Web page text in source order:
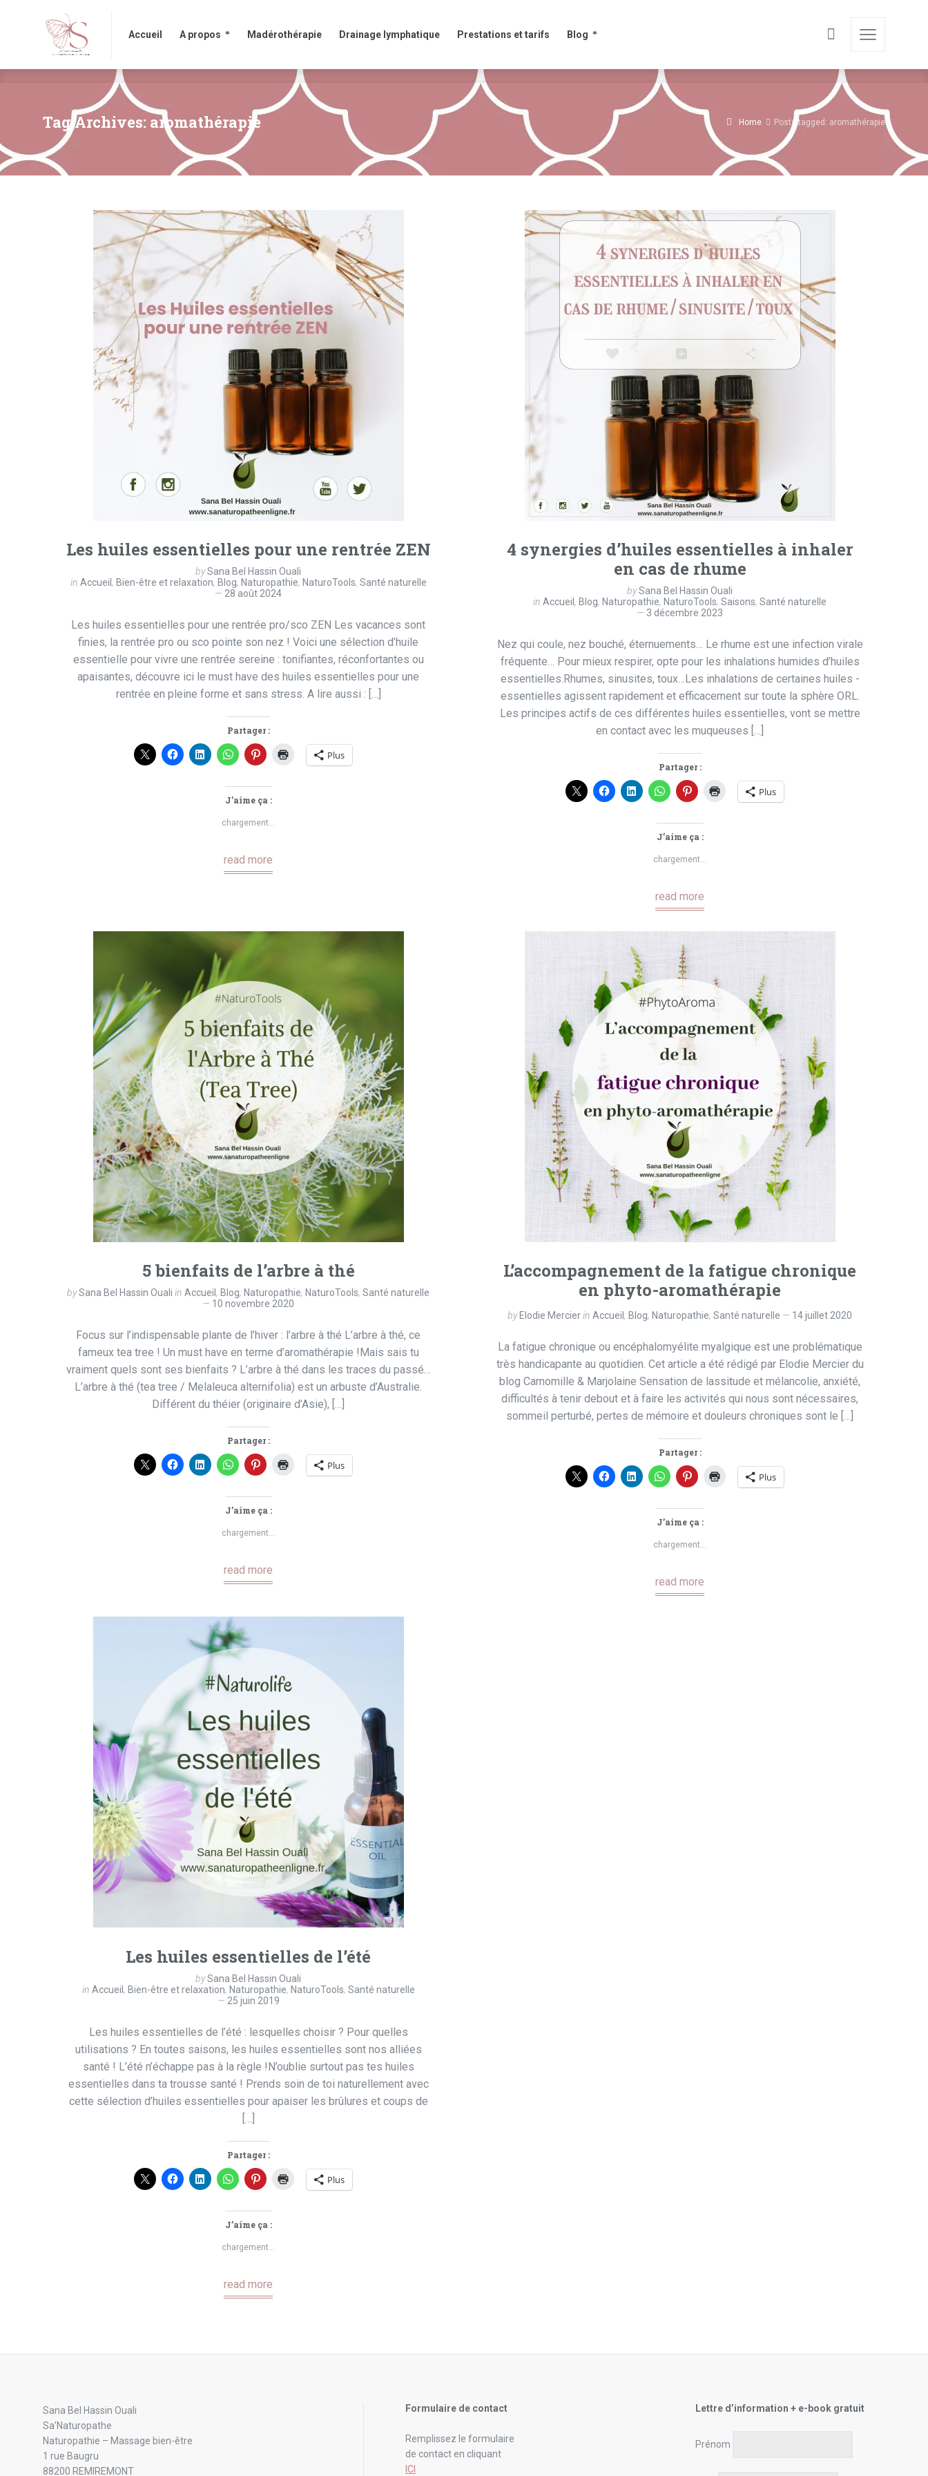
Accueil A propos Madérothérapie Drainage lymphatique Prestations et tarifs Blog
Tag Archives: aromathérapie Home Posts tagged: aromathérapie
Les huiles essentielles pour une rentrée ZEN
bySana Bel Hassin Ouali
in Accueil , Bien-être et relaxation, Blog, Naturopathie, NaturoTools, Santé naturelle
28 août 2024
Les huiles essentielles pour une rentrée pro/sco ZEN Les vacances sont
finies, la rentrée pro ou sco pointe son nez ! Voici une sélection d’huile
essentielle pour vivre une rentrée sereine : tonifiantes, réconfortantes ou
apaisantes, découvre ici le must have des huiles essentielles pour une
rentrée en pleine forme et sans stress. A lire aussi : […]
Partager :
Plus
J’aime ça :
chargement…
read more
4 synergies d’huiles essentielles à inhaler
en cas de rhume
bySana Bel Hassin Ouali
in Accueil , Blog, Naturopathie, NaturoTools, Saisons, Santé naturelle
3 décembre 2023
Nez qui coule, nez bouché, éternuements… Le rhume est une infection virale
fréquente… Pour mieux respirer, opte pour les inhalations humides d’huiles
essentielles.Rhumes, sinusites, toux…Les inhalations de certaines huiles ­
essentielles agissent rapidement et efficacement sur toute la sphère ORL.
Les principes actifs de ces différentes huiles essentielles, vont se mettre
en contact avec les muqueuses […]
Partager :
Plus
J’aime ça :
chargement…
read more
5 bienfaits de l’arbre à thé
bySana Bel Hassin Ouali in Accueil , Blog, Naturopathie, NaturoTools, Santé naturelle
10 novembre 2020
Focus sur l’indispensable plante de l’hiver : l’arbre à thé L’arbre à thé, ce
fameux tea tree ! Un must have en terme d’aromathérapie !Mais sais tu
vraiment quels sont ses bienfaits ? L’arbre à thé dans les traces du passé…
L’arbre à thé (tea tree / Melaleuca alternifolia) est un arbuste d’Australie.
Différent du théier (originaire d’Asie), […]
Partager :
Plus
J’aime ça :
chargement…
read more
L’accompagnement de la fatigue chronique
en phyto-aromathérapie
by Elodie Mercierin Accueil , Blog, Naturopathie, Santé naturelle 14 juillet 2020
La fatigue chronique ou encéphalomyélite myalgique est une problématique
très handicapante au quotidien. Cet article a été rédigé par Elodie Mercier du
blog Camomille & Marjolaine Sensation de lassitude et mélancolie, anxiété,
difficultés à tenir debout et à faire les activités qui nous sont nécessaires,
sommeil perturbé, pertes de mémoire et douleurs chroniques sont le […]
Partager :
Plus
J’aime ça :
chargement…
read more
Les huiles essentielles de l’été
bySana Bel Hassin Ouali
in Accueil , Bien-être et relaxation, Naturopathie, NaturoTools, Santé naturelle
25 juin 2019
Les huiles essentielles de l’été : lesquelles choisir ? Pour quelles
utilisations ? En toutes saisons, les huiles essentielles sont nos alliées
santé ! L’été n’échappe pas à la règle !N’oublie surtout pas tes huiles
essentielles dans ta trousse santé ! Prends soin de toi naturellement avec
cette sélection d’huiles essentielles pour apaiser les brûlures et coups de
Partager :
Plus
J’aime ça :
chargement…
read more
Sana Bel Hassin Ouali
Sa’Naturopathe
Naturopathie – Massage bien-être
1 rue Baugru
88200 REMIREMONT
Formulaire de contact
Remplissez le formulaire
de contact en cliquant
ICI
Lettre d’information + e-book gratuit
Prénom